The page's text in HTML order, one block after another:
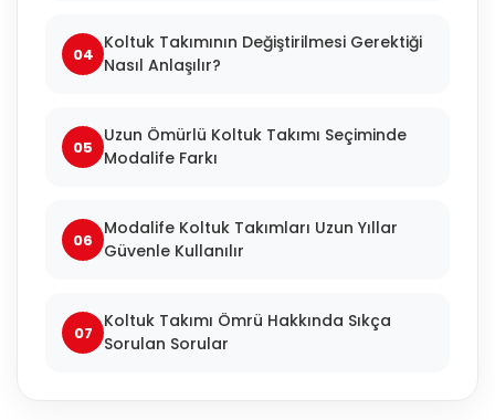
04
Koltuk Takımının Değiştirilmesi Gerektiği
Nasıl Anlaşılır?
05
Uzun Ömürlü Koltuk Takımı Seçiminde
Modalife Farkı
06
Modalife Koltuk Takımları Uzun Yıllar
Güvenle Kullanılır
07
Koltuk Takımı Ömrü Hakkında Sıkça
Sorulan Sorular